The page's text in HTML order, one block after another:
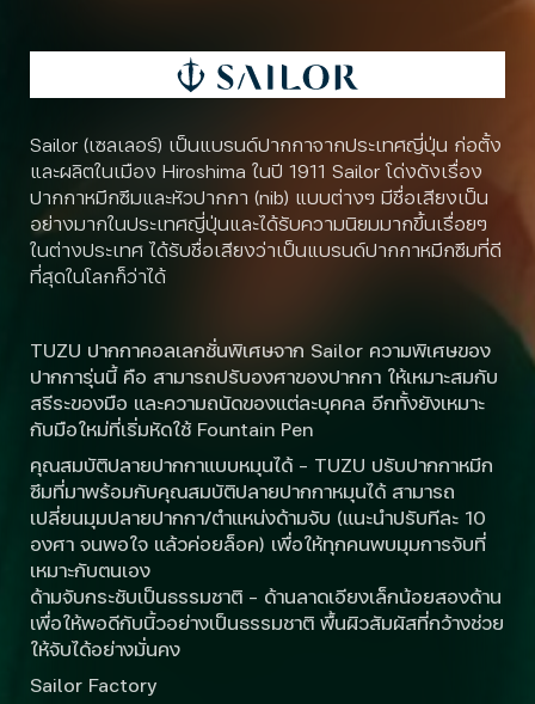
Sailor (เซลเลอร์) เป็นแบรนด์ปากกาจากประเทศญี่ปุ่น ก่อตั้ง
และผลิตในเมือง Hiroshima ในปี 1911 Sailor โด่งดังเรื่อง
ปากกาหมึกซึมและหัวปากกา (nib) แบบต่างๆ มีชื่อเสียงเป็น
อย่างมากในประเทศญี่ปุ่นและได้รับความนิยมมากขึ้นเรื่อยๆ
ในต่างประเทศ ได้รับชื่อเสียงว่าเป็นแบรนด์ปากกาหมึกซึมที่ดี
ที่สุดในโลกก็ว่าได้
TUZU ปากกาคอลเลกชั่นพิเศษจาก Sailor ความพิเศษของ
ปากการุ่นนี้ คือ สามารถปรับองศาของปากกา ให้เหมาะสมกับ
สรีระของมือ และความถนัดของแต่ละบุคคล อีกทั้งยังเหมาะ
กับมือใหม่ที่เริ่มหัดใช้ Fountain Pen
คุณสมบัติปลายปากกาแบบหมุนได้ – TUZU ปรับปากกาหมึก
ซึมที่มาพร้อมกับคุณสมบัติปลายปากกาหมุนได้ สามารถ
เปลี่ยนมุมปลายปากกา/ตำแหน่งด้ามจับ (แนะนำปรับทีละ 10
องศา จนพอใจ แล้วค่อยล็อค) เพื่อให้ทุกคนพบมุมการจับที่
เหมาะกับตนเอง
ด้ามจับกระชับเป็นธรรมชาติ – ด้านลาดเอียงเล็กน้อยสองด้าน
เพื่อให้พอดีกับนิ้วอย่างเป็นธรรมชาติ พื้นผิวสัมผัสที่กว้างช่วย
ให้จับได้อย่างมั่นคง
Sailor Factory